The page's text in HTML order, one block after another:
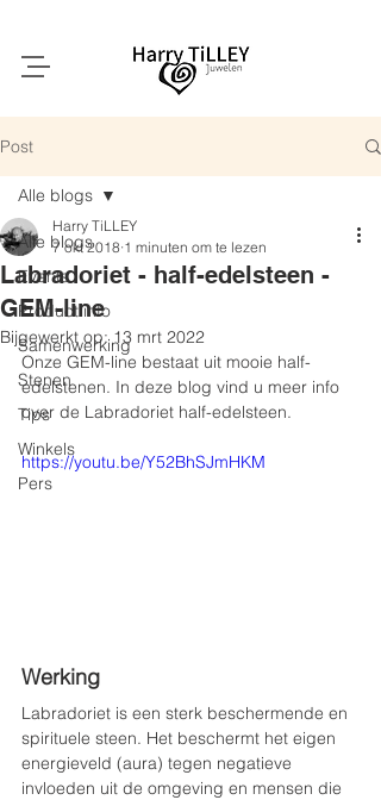
Post
Alle blogs
Events
Product info
Samenwerking
Stenen
Tips
Winkels
Pers
Alle blogs
Labradoriet - half-edelsteen -
GEM-line
Harry TiLLEY
7 okt 2018 1 minuten om te lezen
Bijgewerkt op:13 mrt 2022
Onze GEM-line bestaat uit mooie half-
edelstenen. In deze blog vind u meer info
over de Labradoriet half-edelsteen.
https://youtu.be/Y52BhSJmHKM
Werking
Labradoriet is een sterk beschermende en
spirituele steen. Het beschermt het eigen
energieveld (aura) tegen negatieve
invloeden uit de omgeving en mensen die